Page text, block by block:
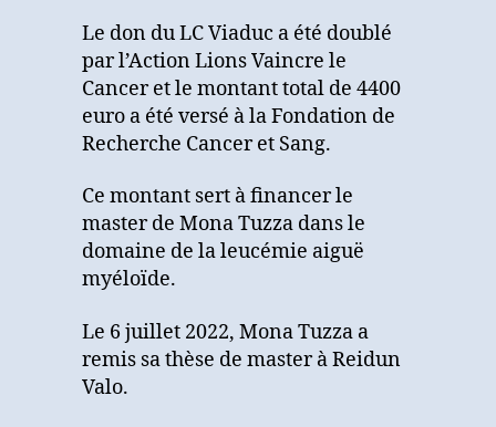
Le don du LC Viaduc a été doublé
par l’Action Lions Vaincre le
Cancer et le montant total de 4400
euro a été versé à la Fondation de
Recherche Cancer et Sang.
Ce montant sert à financer le
master de Mona Tuzza dans le
domaine de la leucémie aiguë
myéloïde.
Le 6 juillet 2022, Mona Tuzza a
remis sa thèse de master à Reidun
Valo.